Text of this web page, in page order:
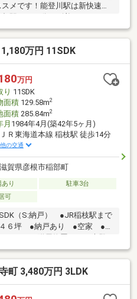
メです！能登川駅は新快速停
ーリングの3LDKで玄関から各
す！自然と家族が顔を合わせ
ーパー・総合病院が徒歩10分
の生活に嬉しい距離ですね。
●能登川南小学校まで約300ｍ●
ドマート能登川店まで約1000
万円 11SDK
万円
り 11SDK
面積129.58m2
面積285.84m2
月 1984年4月(築42年5ヶ月)
ＪＲ東海道本線 稲枝駅 徒歩14分
の交通
滋賀県彦根市稲部町
り
駐車3台
可
（S:納戸） ●JR稲枝駅まで
６坪 ●納戸あり ●空家 ●駐
象に含まれません。■地目：宅
台数は車種による。） ■１階
が含まれます。※車庫部分の
ります。実際の面積と相違が
町 3,480万円 3LDK